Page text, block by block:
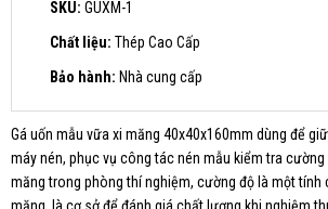
SKU: GUXM-1
Chất liệu: Thép Cao Cấp
Bảo hành: Nhà cung cấp
Gá uốn mẫu vữa xi măng 40x40x160mm dùng để
máy nén, phục vụ công tác nén mẫu kiểm tra
măng trong phòng thí nghiệm, cường độ là một tính
măng, là cơ sở để đánh giá chất lượng khi nghiệm